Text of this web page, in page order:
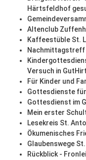
Härtsfeldhof
Altenclub
Kaffeestüble St.
Versuch in
Für Kinder und
Gottesdienste für
Gottesdienst im
Mein erster
Lesekreis St.
Ökumenisches
Glaubenswege
Rückblick -